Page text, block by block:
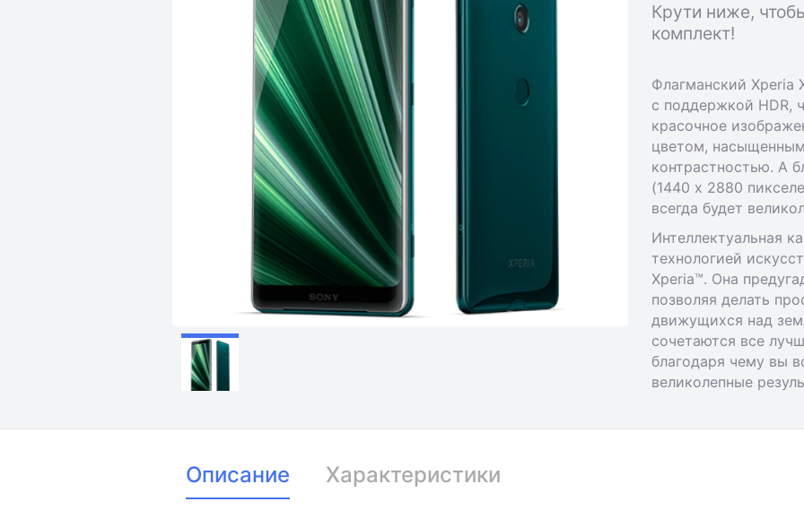
Крути ниже,
комплект!
Флагманский Xperia
с поддержкой HDR,
красочное
цветом,
контрастностью. А
(1440 х 2880
всегда будет
Интеллектуальная
технологией
Xperia™. Она
позволяя делать
движущихся над
сочетаются все
благодаря чему вы
великолепные
Описание Характеристики